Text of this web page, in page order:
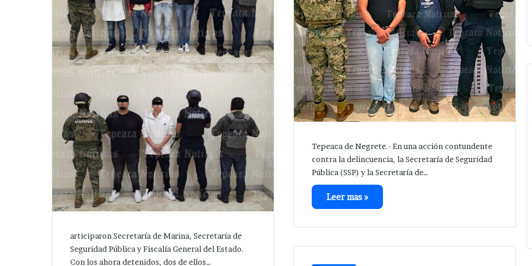
Tepeaca de Negrete.- En una acción contundente
contra la delincuencia, la Secretaría de Seguridad
Pública (SSP) y la Secretaría de…
Leer mas »
articiparon Secretaría de Marina, Secretaría de
Seguridad Pública y Fiscalía General del Estado.
Con los ahora detenidos, dos de ellos…
Santa Cecilia .
central
de
San
Salvador
Huixcolotla
Huixcolotla .
en
San
Hipólito
Xochiltenango
.
Xochiltenango .